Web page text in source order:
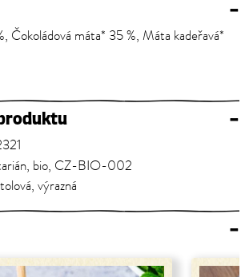
–
Čokoládová máta* 35 %, Máta kadeřavá*
–
bio, CZ-BIO-002
výrazná
–